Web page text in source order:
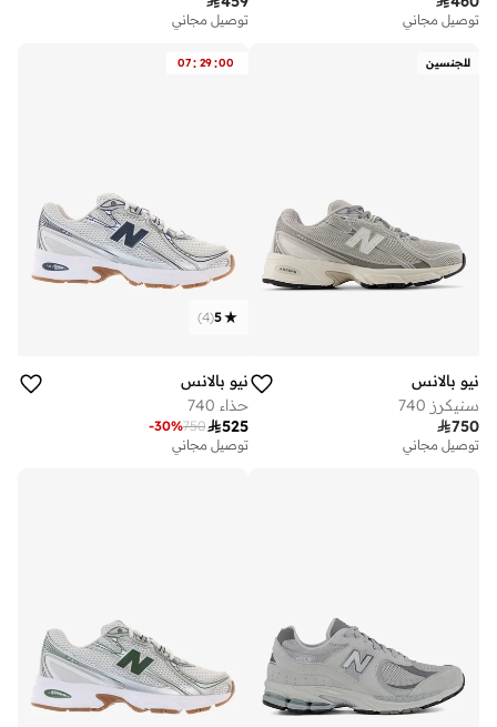
توصيل مجاني توصيل مجاني
للجنسين
نيو بالانس
سنيكرز 740
750
توصيل مجاني
07: 29:00
5
(
4
)
نيو بالانس
حذاء 740
525
750
-30%
توصيل مجاني